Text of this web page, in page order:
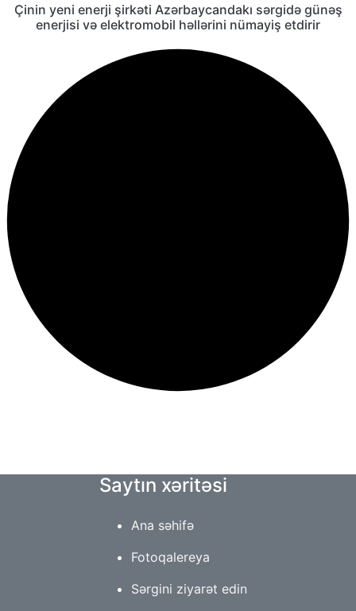
Çinin yeni enerji şirkəti Azərbaycandakı sərgidə günəş
enerjisi və elektromobil həllərini nümayiş etdirir
Saytın xəritəsi
Ana səhifə
Fotoqalereya
Sərgini ziyarət edin